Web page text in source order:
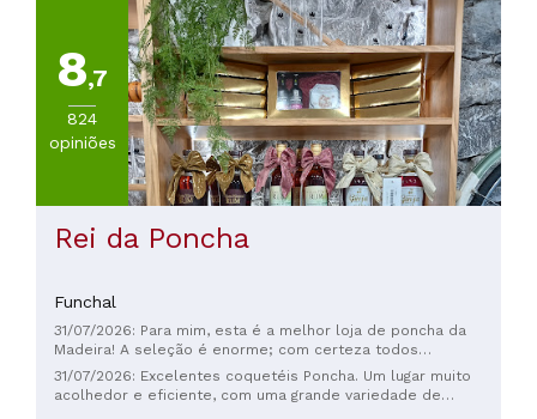
8,7
824
opiniões
Rei da Poncha
Funchal
31/07/2026: Para mim, esta é a melhor loja de poncha da
Madeira! A seleção é enorme; com certeza todos
encontrarão sua poncha favorita aqui. A poncha de um metro
de comprimento é especialmente divertida e perfeita para
grupos que querem experimentar diferentes sabores.
31/07/2026: Excelentes coquetéis Poncha. Um lugar muito
acolhedor e eficiente, com uma grande variedade de